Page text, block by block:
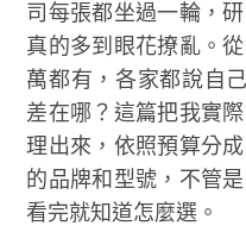
司每張都坐過一輪，
真的多到眼花撩亂。
萬都有，各家都說自
差在哪？這篇把我實
理出來，依照預算分
的品牌和型號，不管
看完就知道怎麼選。